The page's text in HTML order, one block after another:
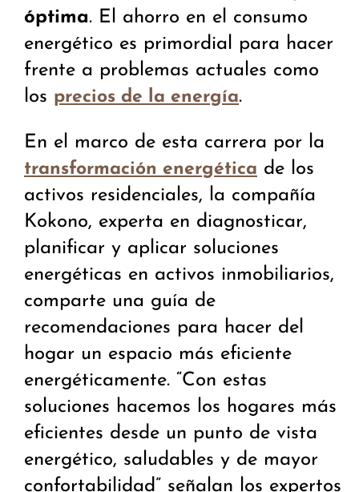
óptima. El ahorro en el consumo
energético es primordial para hacer
frente a problemas actuales como
los precios de la energía.
En el marco de esta carrera por la
transformación energética de los
activos residenciales, la compañía
Kokono, experta en diagnosticar,
planificar y aplicar soluciones
energéticas en activos inmobiliarios,
comparte una guía de
recomendaciones para hacer del
hogar un espacio más eficiente
energéticamente. “Con estas
soluciones hacemos los hogares más
eficientes desde un punto de vista
energético, saludables y de mayor
confortabilidad” señalan los expertos